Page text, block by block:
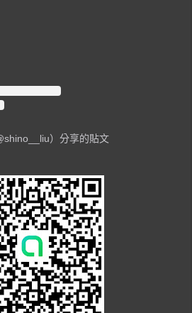
）分享的貼文